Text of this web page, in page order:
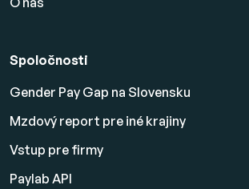
Spoločnosti
Gender Pay Gap na Slovensku
Mzdový report pre iné krajiny
Vstup pre firmy
Paylab API